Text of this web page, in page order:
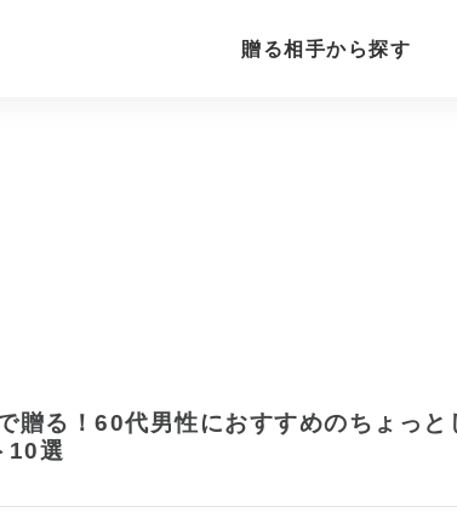
贈る相手から探す
贈る！60代男性におすすめのちょっと
10選